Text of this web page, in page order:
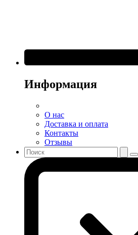
Информация
О нас
Доставка и оплата
Контакты
Отзывы